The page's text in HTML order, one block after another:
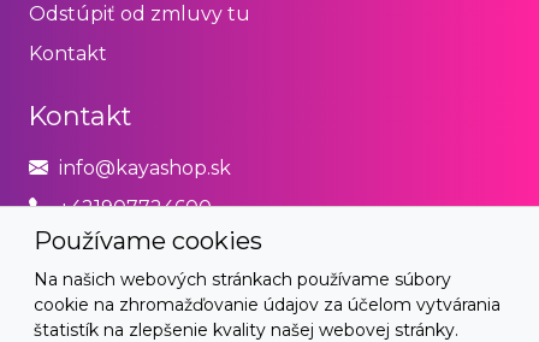
Používame cookies
Na našich webových stránkach používame súbory
cookie na zhromažďovanie údajov za účelom vytvárania
štatistík na zlepšenie kvality našej webovej stránky.
Odstúpiť od zmluvy tu
Kontakt
Kontakt
info@kayashop.sk
+421907724600
Právne
Obchodné podmienky